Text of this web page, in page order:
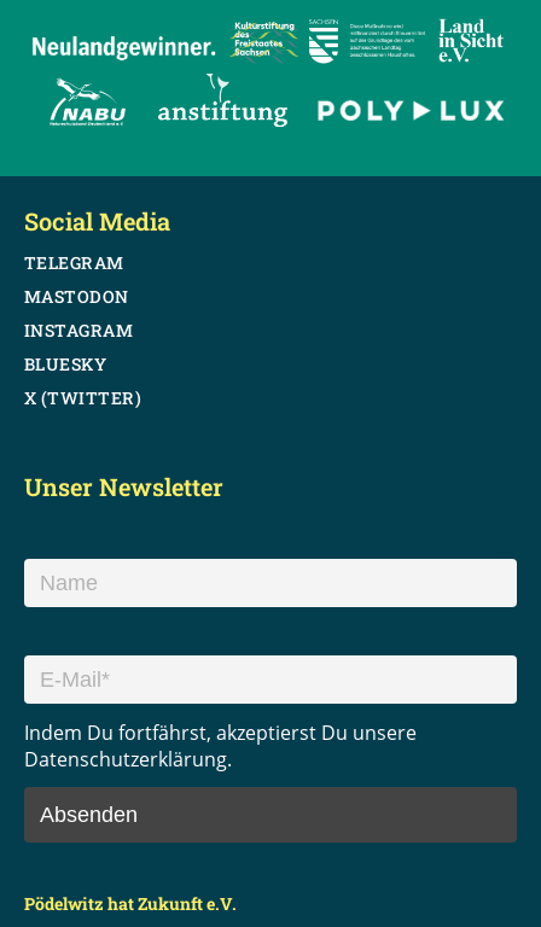
Social Media
TELEGRAM
MASTODON
INSTAGRAM
BLUESKY
X (TWITTER)
Unser Newsletter
Indem Du fortfährst, akzeptierst Du unsere
Datenschutzerklärung.
Pödelwitz hat Zukunft e.V.